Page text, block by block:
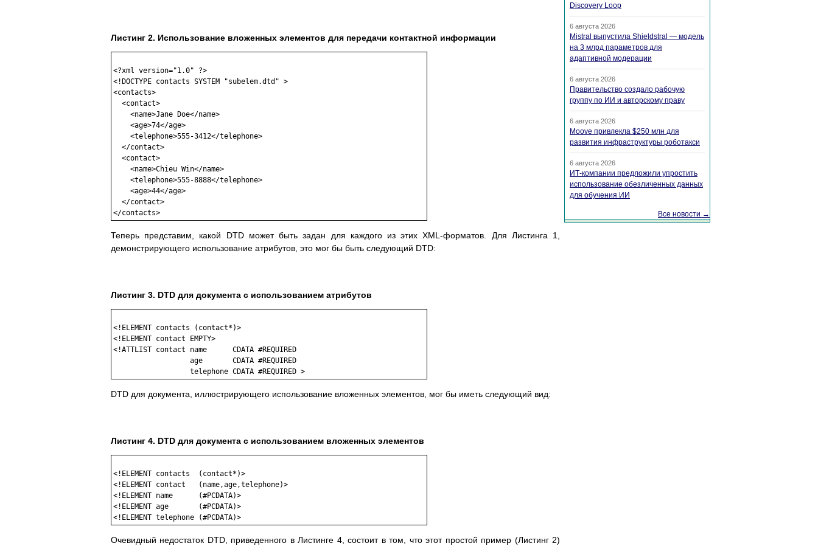
Листинг 2. Использование вложенных элементов для передачи контактной информации
<?xml version="1.0" ?>
<!DOCTYPE contacts SYSTEM "subelem.dtd" >
<contacts>
  <contact>
    <name>Jane Doe</name>
    <age>74</age>
    <telephone>555-3412</telephone>
  </contact>
  <contact>
    <name>Chieu Win</name>
    <telephone>555-8888</telephone>
    <age>44</age>
  </contact>
Теперь представим, какой DTD может быть задан для каждого из этих XML-форматов. Для Листинга 1,
демонстрирующего использование атрибутов, это мог бы быть следующий DTD:
Листинг 3. DTD для документа с использованием атрибутов
<!ELEMENT contacts (contact*)>
<!ELEMENT contact EMPTY>
<!ATTLIST contact name      CDATA #REQUIRED
                  age       CDATA #REQUIRED
DTD для документа, иллюстрирующего использование вложенных элементов, мог бы иметь следующий вид:
Листинг 4. DTD для документа с использованием вложенных элементов
<!ELEMENT contacts  (contact*)>
<!ELEMENT contact   (name,age,telephone)>
<!ELEMENT name      (#PCDATA)>
<!ELEMENT age       (#PCDATA)>
Очевидный недостаток DTD, приведенного в Листинге 4, состоит в том, что этот простой пример (Листинг 2)
Discovery Loop
6 августа 2026
Mistral выпустила Shieldstral — модель
на 3 млрд параметров для
адаптивной модерации
6 августа 2026
Правительство создало рабочую
группу по ИИ и авторскому праву
6 августа 2026
Moove привлекла $250 млн для
развития инфраструктуры роботакси
6 августа 2026
ИТ-компании предложили упростить
использование обезличенных данных
для обучения ИИ
Все новости →